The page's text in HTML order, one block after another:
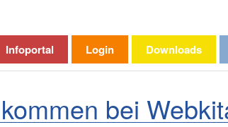
Infoportal Login Downloads
bei